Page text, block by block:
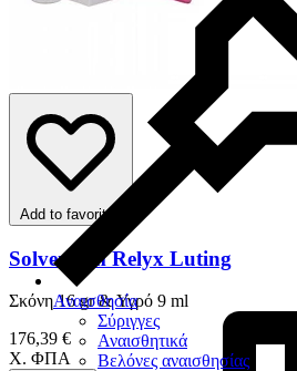
Αναισθησία
Σύριγγες
Αναισθητικά
Βελόνες αναισθησίας
Add to favorites
Solventum Relyx Luting
Σκόνη 16 gr & Υγρό 9 ml
176,39 €
Χ. ΦΠΑ